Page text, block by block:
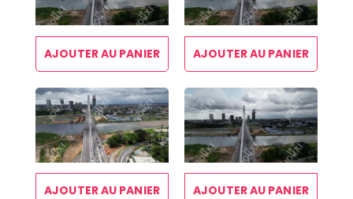
AJOUTER AU PANIER AJOUTER AU PANIER
AJOUTER AU PANIER AJOUTER AU PANIER